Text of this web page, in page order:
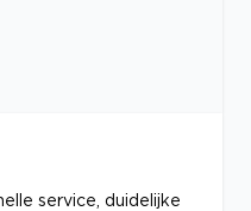
service, duidelijke